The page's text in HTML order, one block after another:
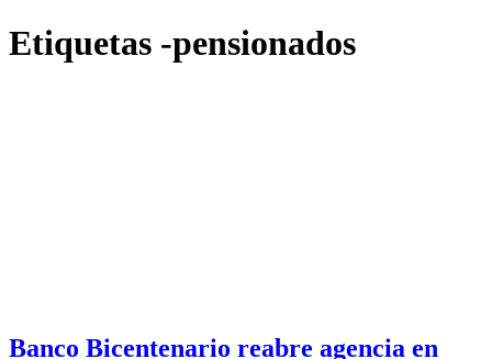
Etiquetas -pensionados
Banco Bicentenario reabre agencia en